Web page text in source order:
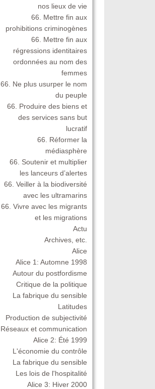
nos lieux de vie
66. Mettre fin aux
prohibitions criminogènes
66. Mettre fin aux
régressions identitaires
ordonnées au nom des
femmes
66. Ne plus usurper le nom
du peuple
66. Produire des biens et
des services sans but
lucratif
66. Réformer la
médiasphère
66. Soutenir et multiplier
les lanceurs d’alertes
66. Veiller à la biodiversité
avec les ultramarins
66. Vivre avec les migrants
et les migrations
Actu
Archives, etc.
Alice
Alice 1: Automne 1998
Autour du postfordisme
Critique de la politique
La fabrique du sensible
Latitudes
Production de subjectivité
Réseaux et communication
Alice 2: Été 1999
L'économie du contrôle
La fabrique du sensible
Les lois de l'hospitalité
Alice 3: Hiver 2000